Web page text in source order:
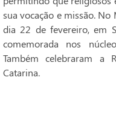
sua vocação e missão.
dia 22 de fevereiro, em
comemorada nos
Também celebraram a
Catarina.